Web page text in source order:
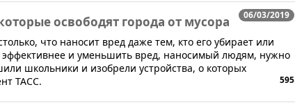
06/03/2019
освободят города от мусора
что наносит вред даже тем, кто его убирает или
эффективнее и уменьшить вред, наносимый людям, нужно
школьники и изобрели устройства, о которых
ТАСС.
595